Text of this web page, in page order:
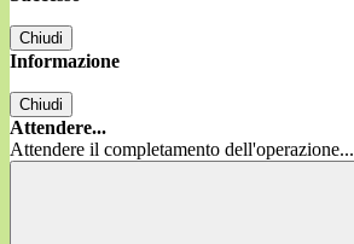
Chiudi
Informazione
Chiudi
Attendere...
Attendere il completamento dell'operazione...